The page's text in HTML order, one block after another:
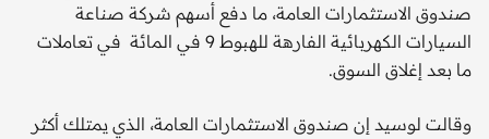
صندوق الاستثمارات العامة، ما دفع أسهم شركة صناعة
السيارات الكهربائية الفارهة للهبوط 9 في المائة في تعاملات
ما بعد إغلاق السوق.
وقالت لوسيد إن صندوق الاستثمارات العامة، الذي يمتلك أكثر